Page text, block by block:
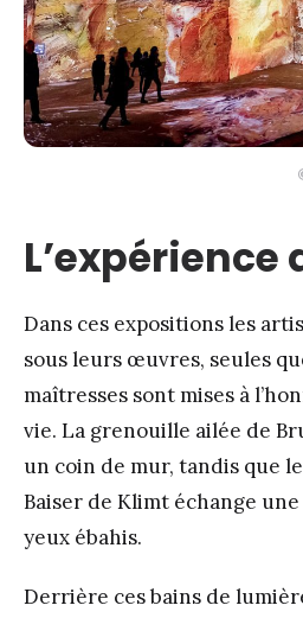
Dans ces expositions les
sous leurs œuvres, seules
maîtresses sont mises à
vie. La grenouille ailée de
un coin de mur, tandis que
Baiser de Klimt échange
yeux ébahis.
Derrière ces bains de